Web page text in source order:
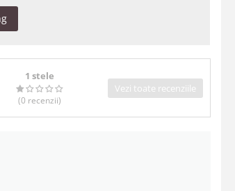
1 stele
(0 recenzii)
Vezi toate recenziile